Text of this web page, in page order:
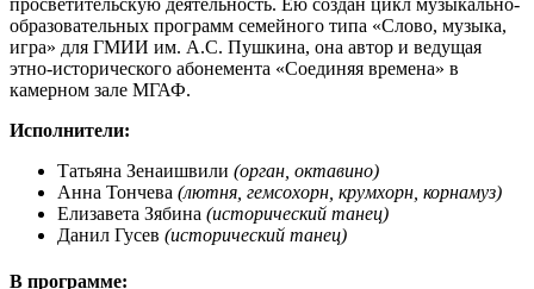
просветительскую деятельность. Ею создан цикл музыкально-
образовательных программ семейного типа «Слово, музыка,
игра» для ГМИИ им. А.С. Пушкина, она автор и ведущая
этно-исторического абонемента «Соединяя времена» в
камерном зале МГАФ.
Исполнители:
Татьяна Зенаишвили (орган, октавино)
Анна Тончева (лютня, гемсохорн, крумхорн, корнамуз)
Елизавета Зябина (исторический танец)
Данил Гусев (исторический танец)
В программе: